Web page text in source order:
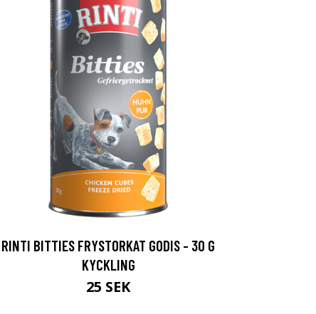
RINTI BITTIES FRYSTORKAT GODIS - 30 G
KYCKLING
25 SEK